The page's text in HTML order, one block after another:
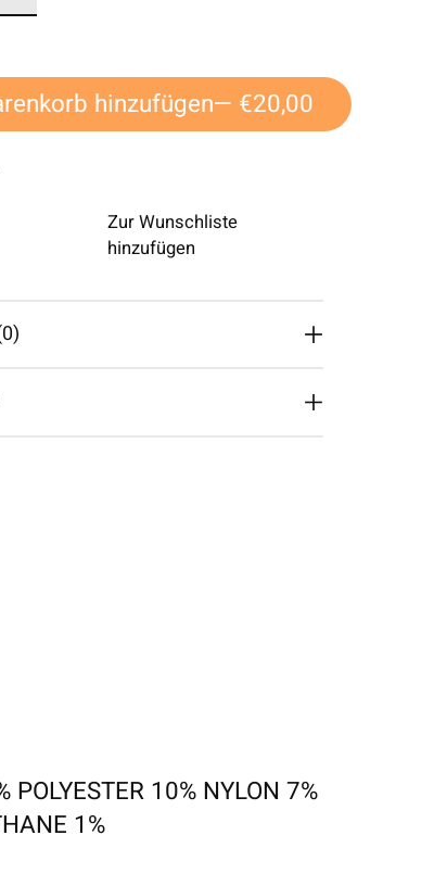
hinzufügen
— €20,00
Zur Wunschliste
hinzufügen
POLYESTER 10% NYLON 7%
1%